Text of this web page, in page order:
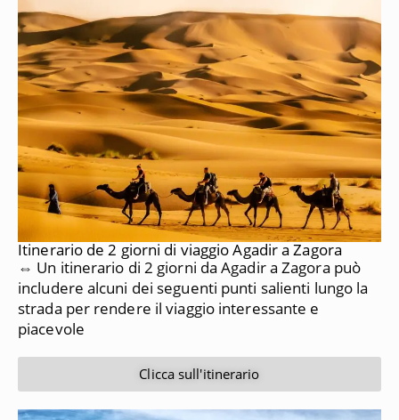
Itinerario de 2 giorni di viaggio Agadir a Zagora
⇔ Un itinerario di 2 giorni da Agadir a Zagora può
includere alcuni dei seguenti punti salienti lungo la
strada per rendere il viaggio interessante e
piacevole
Clicca sull'itinerario